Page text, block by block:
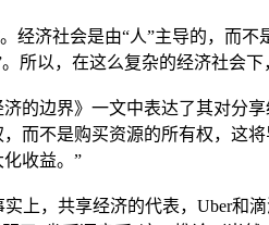
经济社会是由“人”主导的，而
所以，在这么复杂的经济社会下
的边界》一文中表达了其对分
而不是购买资源的所有权，这
收益。”
上，共享经济的代表，Uber和